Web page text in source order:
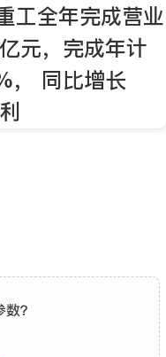
工全年完成营业
元，完成年计
， 同比增长
？